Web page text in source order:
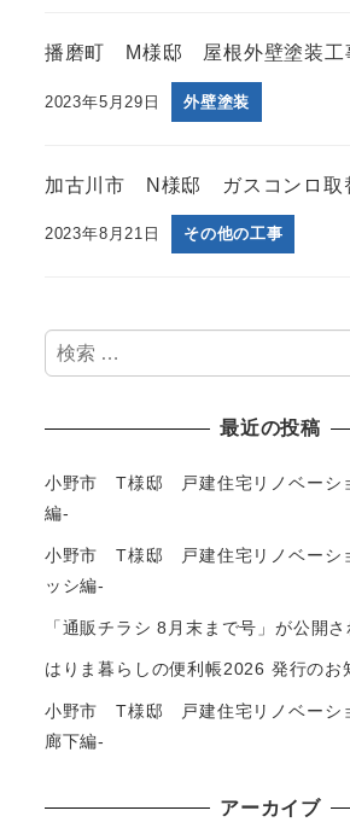
播磨町 M様邸 屋根外壁塗装工
2023年5月29日 外壁塗装
加古川市 N様邸 ガスコンロ取
2023年8月21日 その他の工事
検
索
最近の投稿
小野市 T様邸 戸建住宅リノベーシ
編-
小野市 T様邸 戸建住宅リノベーシ
ッシ編-
「通販チラシ 8月末まで号」が公開
はりま暮らしの便利帳2026 発行の
小野市 T様邸 戸建住宅リノベーシ
廊下編-
アーカイブ